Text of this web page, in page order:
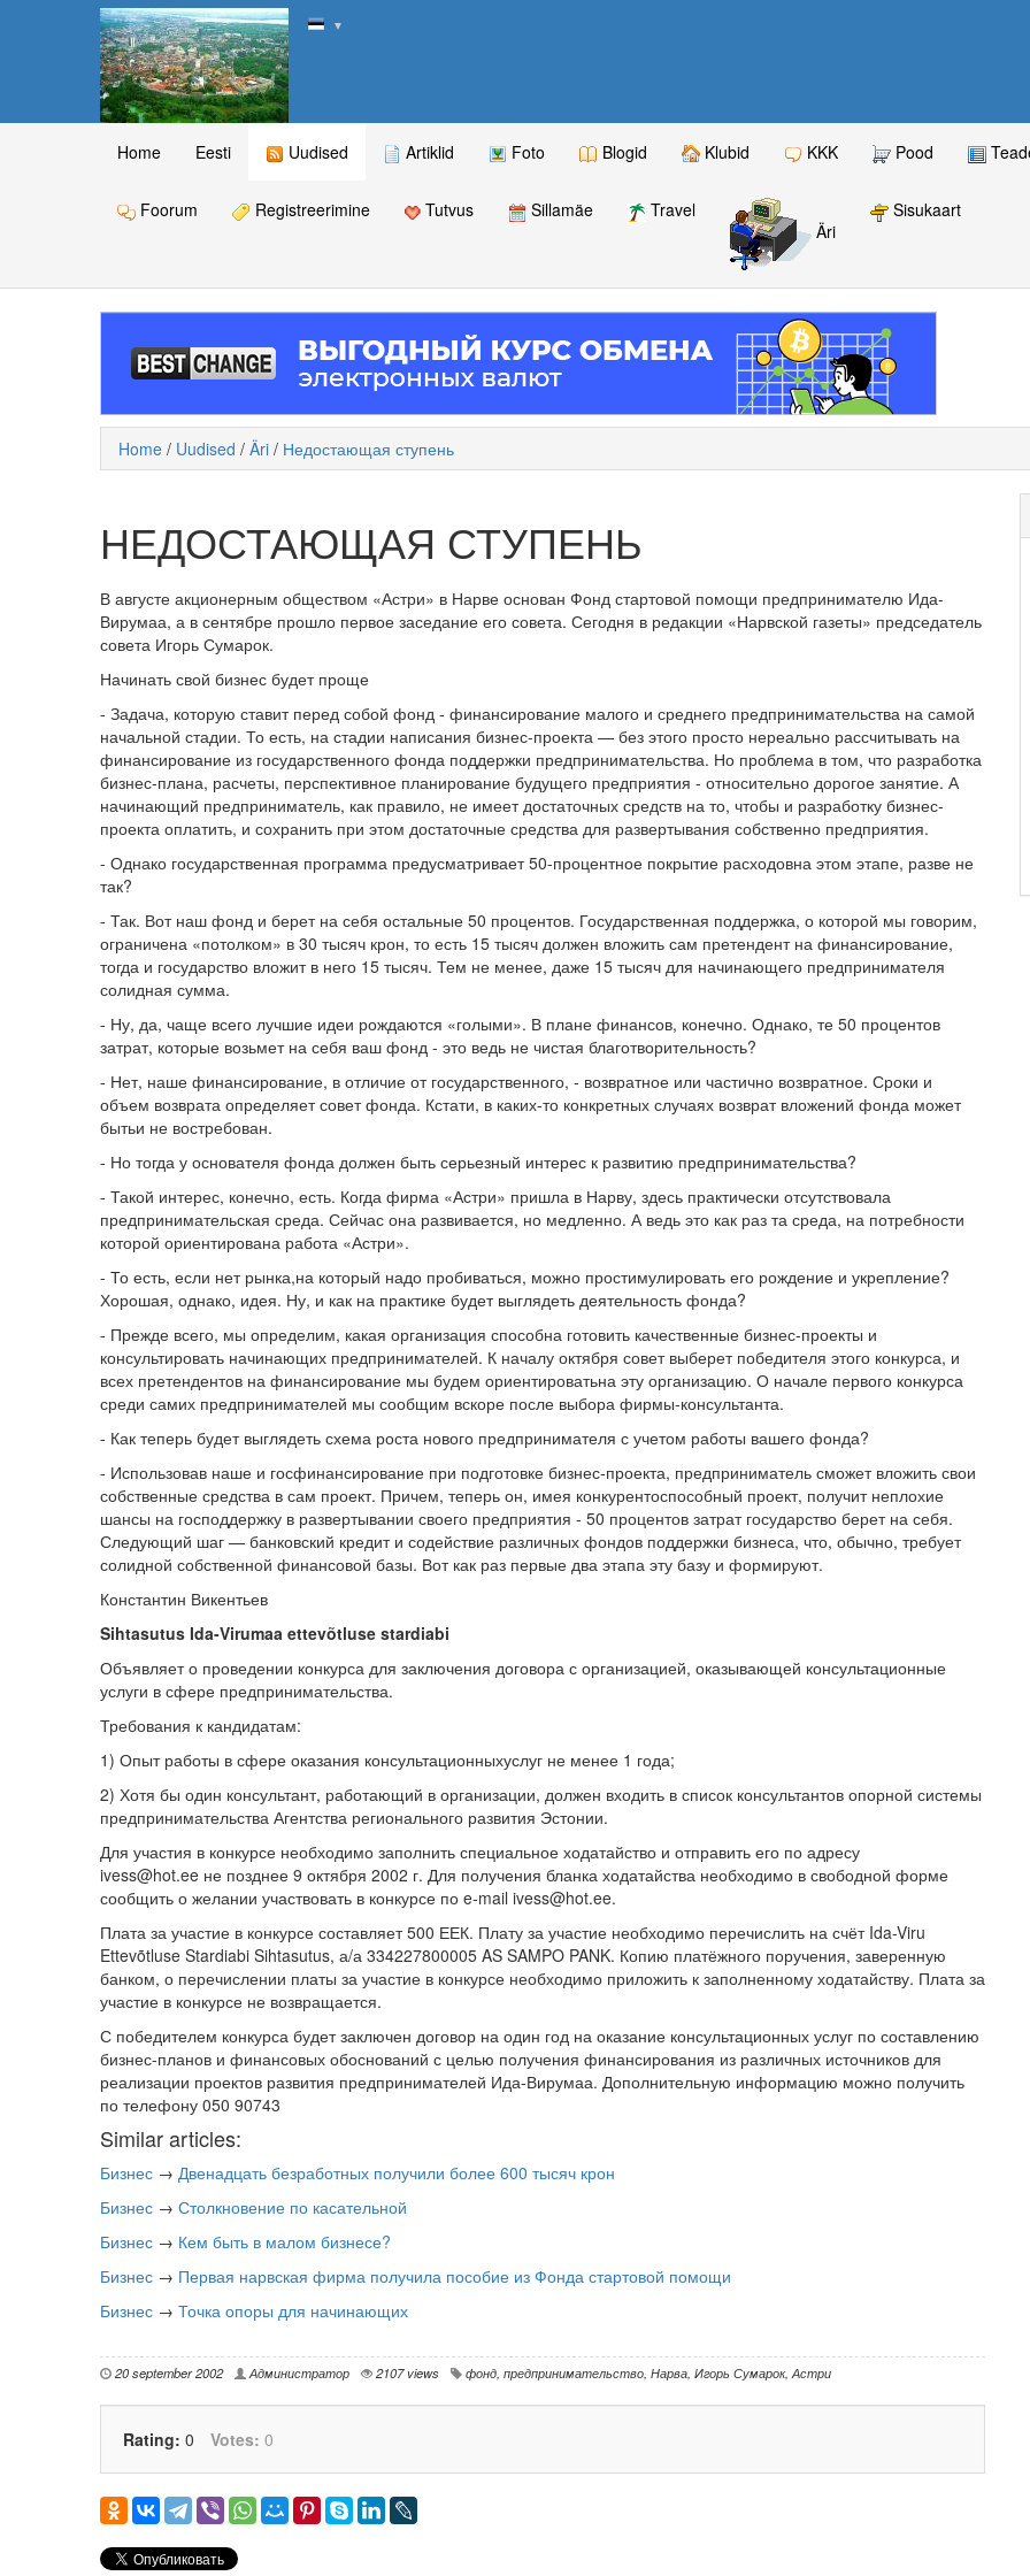
▼
Home Eesti Uudised Artiklid Foto Blogid Klubid KKK Pood
Foorum Registreerimine Tutvus Sillamäe
Travel
Äri
Sisukaart
Home / Uudised / Äri / Недостающая ступень
НЕДОСТАЮЩАЯ СТУПЕНЬ
В августе акционерным обществом «Астри» в Нарве основан Фонд стартовой помощи предпринимателю Ида-
Вирумаа, а в сентябре прошло первое заседание его совета. Сегодня в редакции «Нарвской газеты» председатель
совета Игорь Сумарок.
Начинать свой бизнес будет проще
- Задача, которую ставит перед собой фонд - финансирование малого и среднего предпринимательства на самой
начальной стадии. То есть, на стадии написания бизнес-проекта — без этого просто нереально рассчитывать на
финансирование из государственного фонда поддержки предпринимательства. Но проблема в том, что разработка
бизнес-плана, расчеты, перспективное планирование будущего предприятия - относительно дорогое занятие. А
начинающий предприниматель, как правило, не имеет достаточных средств на то, чтобы и разработку бизнес-
проекта оплатить, и сохранить при этом достаточные средства для развертывания собственно предприятия.
- Однако государственная программа предусматривает 50-процентное покрытие расходовна этом этапе, разве не
так?
- Так. Вот наш фонд и берет на себя остальные 50 процентов. Государственная поддержка, о которой мы говорим,
ограничена «потолком» в 30 тысяч крон, то есть 15 тысяч должен вложить сам претендент на финансирование,
тогда и государство вложит в него 15 тысяч. Тем не менее, даже 15 тысяч для начинающего предпринимателя
солидная сумма.
- Ну, да, чаще всего лучшие идеи рождаются «голыми». В плане финансов, конечно. Однако, те 50 процентов
затрат, которые возьмет на себя ваш фонд - это ведь не чистая благотворительность?
- Нет, наше финансирование, в отличие от государственного, - возвратное или частично возвратное. Сроки и
объем возврата определяет совет фонда. Кстати, в каких-то конкретных случаях возврат вложений фонда может
бытьи не востребован.
- Но тогда у основателя фонда должен быть серьезный интерес к развитию предпринимательства?
- Такой интерес, конечно, есть. Когда фирма «Астри» пришла в Нарву, здесь практически отсутствовала
предпринимательская среда. Сейчас она развивается, но медленно. А ведь это как раз та среда, на потребности
которой ориентирована работа «Астри».
- То есть, если нет рынка,на который надо пробиваться, можно простимулировать его рождение и укрепление?
Хорошая, однако, идея. Ну, и как на практике будет выглядеть деятельность фонда?
- Прежде всего, мы определим, какая организация способна готовить качественные бизнес-проекты и
консультировать начинающих предпринимателей. К началу октября совет выберет победителя этого конкурса, и
всех претендентов на финансирование мы будем ориентироватьна эту организацию. О начале первого конкурса
среди самих предпринимателей мы сообщим вскоре после выбора фирмы-консультанта.
- Как теперь будет выглядеть схема роста нового предпринимателя с учетом работы вашего фонда?
- Использовав наше и госфинансирование при подготовке бизнес-проекта, предприниматель сможет вложить свои
собственные средства в сам проект. Причем, теперь он, имея конкурентоспособный проект, получит неплохие
шансы на господдержку в развертывании своего предприятия - 50 процентов затрат государство берет на себя.
Следующий шаг — банковский кредит и содействие различных фондов поддержки бизнеса, что, обычно, требует
солидной собственной финансовой базы. Вот как раз первые два этапа эту базу и формируют.
Константин Викентьев
Sihtasutus Ida-Virumaa ettevõtluse stardiabi
Объявляет о проведении конкурса для заключения договора с организацией, оказывающей консультационные
услуги в сфере предпринимательства.
Требования к кандидатам:
1) Опыт работы в сфере оказания консультационныхуслуг не менее 1 года;
2) Хотя бы один консультант, работающий в организации, должен входить в список консультантов опорной системы
предпринимательства Агентства регионального развития Эстонии.
Для участия в конкурсе необходимо заполнить специальное ходатайство и отправить его по адресу
ivess@hot.ee не позднее 9 октября 2002 г. Для получения бланка ходатайства необходимо в свободной форме
сообщить о желании участвовать в конкурсе по e-mail ivess@hot.ee.
Плата за участие в конкурсе составляет 500 ЕЕК. Плату за участие необходимо перечислить на счёт Ida-Viru
Ettevõtluse Stardiabi Sihtasutus, а/а 334227800005 AS SAMPO PANK. Копию платёжного поручения, заверенную
банком, о перечислении платы за участие в конкурсе необходимо приложить к заполненному ходатайству. Плата за
участие в конкурсе не возвращается.
С победителем конкурса будет заключен договор на один год на оказание консультационных услуг по составлению
бизнес-планов и финансовых обоснований с целью получения финансирования из различных источников для
реализации проектов развития предпринимателей Ида-Вирумаа. Дополнительную информацию можно получить
по телефону 050 90743
Similar articles:
Бизнес → Двенадцать безработных получили более 600 тысяч крон
Бизнес → Столкновение по касательной
Бизнес → Кем быть в малом бизнесе?
Бизнес → Первая нарвская фирма получила пособие из Фонда стартовой помощи
Бизнес → Точка опоры для начинающих
20 september 2002 Администратор 2107 views фонд, предпринимательство, Нарва, Игорь Сумарок,Астри
Rating: 0 Votes: 0